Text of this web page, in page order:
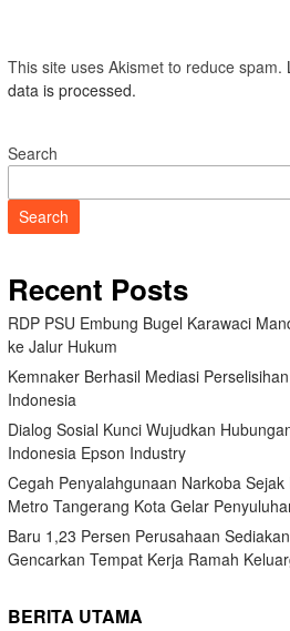
This site uses Akismet to reduce spam.
data is processed.
Search
Search
Recent Posts
RDP PSU Embung Bugel Karawaci
ke Jalur Hukum
Kemnaker Berhasil Mediasi
Indonesia
Dialog Sosial Kunci Wujudkan
Indonesia Epson Industry
Cegah Penyalahgunaan Narkoba
Metro Tangerang Kota Gelar
Baru 1,23 Persen Perusahaan
Gencarkan Tempat Kerja Ramah
BERITA UTAMA